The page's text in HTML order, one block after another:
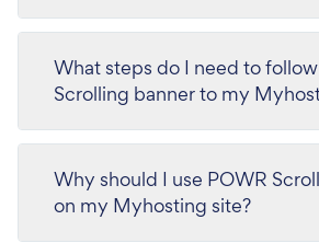
What steps do I need to
Scrolling banner to my
Why should I use POWR
on my Myhosting site?